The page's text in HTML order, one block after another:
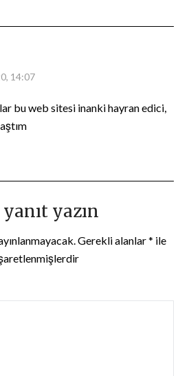
14:07
bu web sitesi inanki hayran edici,
yazın
Gerekli alanlar* ile